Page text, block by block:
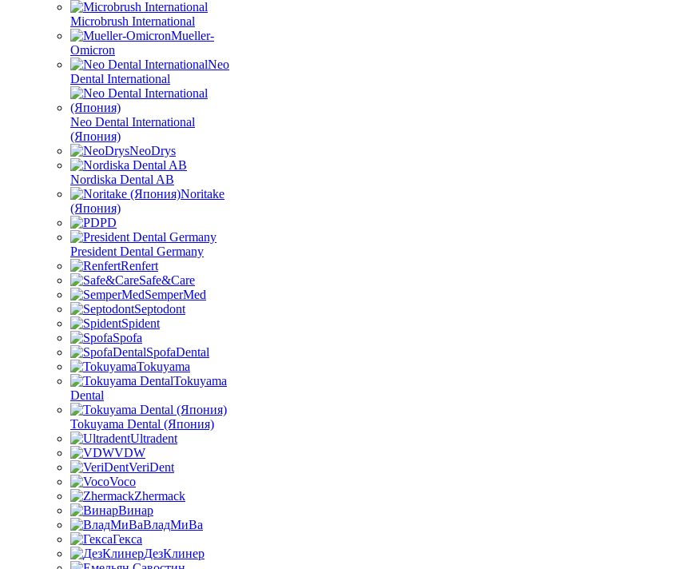
Microbrush International
Mueller-
Omicron
Neo
Dental International
Neo Dental International
(Япония)
NeoDrys
Nordiska Dental AB
Noritake
(Япония)
PD
President Dental Germany
Renfert
Safe&Care
SemperMed
Septodont
Spident
Spofa
SpofaDental
Tokuyama
Tokuyama
Dental
Tokuyama Dental (Япония)
Ultradent
VDW
VeriDent
Voco
Zhermack
Винар
ВладМиВа
Гекса
ДезКлинер